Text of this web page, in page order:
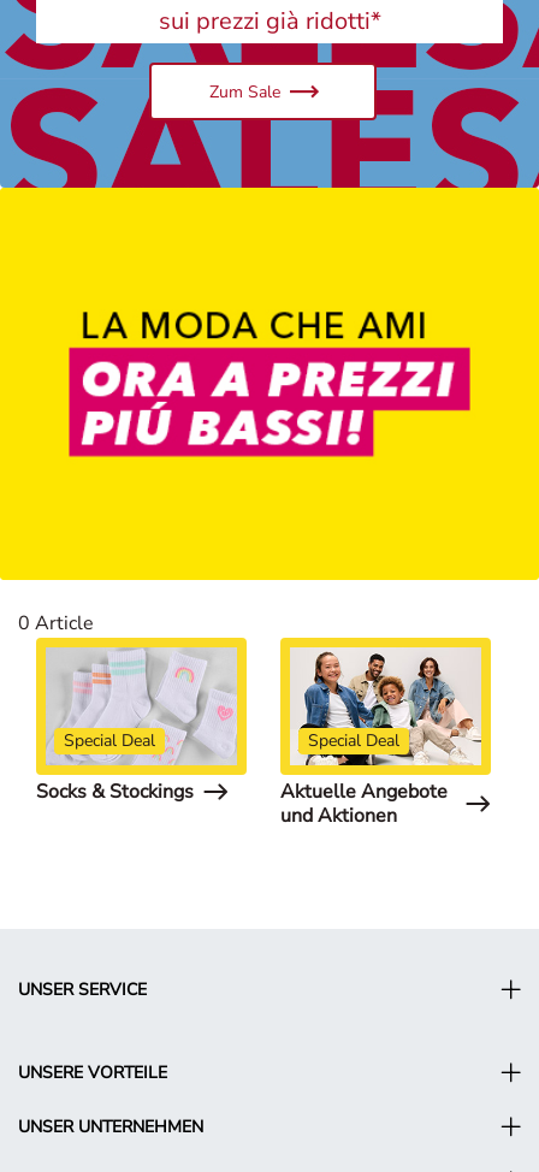
sui prezzi già ridotti*
Zum Sale
0 Article
Special Deal
Socks & Stockings
Special Deal
Aktuelle Angebote
und Aktionen
UNSER SERVICE
UNSERE VORTEILE
UNSER UNTERNEHMEN